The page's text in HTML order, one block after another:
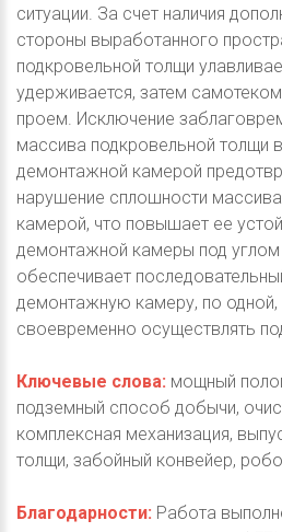
ситуации. За счет наличия
стороны выработанного
подкровельной толщи
удерживается, затем
проем. Исключение
массива подкровельной толщи
демонтажной камерой
нарушение сплошности
камерой, что повышает ее
демонтажной камеры под
обеспечивает
демонтажную камеру, по одной,
своевременно осуществлять
Ключевые слова: мощный
подземный способ добычи,
комплексная механизация,
толщи, забойный конвейер,
Благодарности: Работа